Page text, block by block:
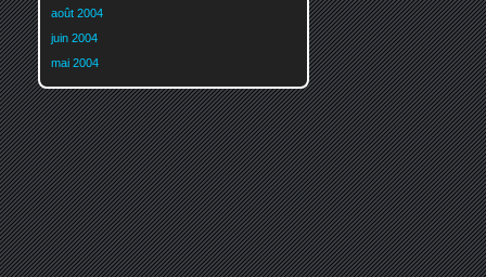
août 2004
juin 2004
mai 2004